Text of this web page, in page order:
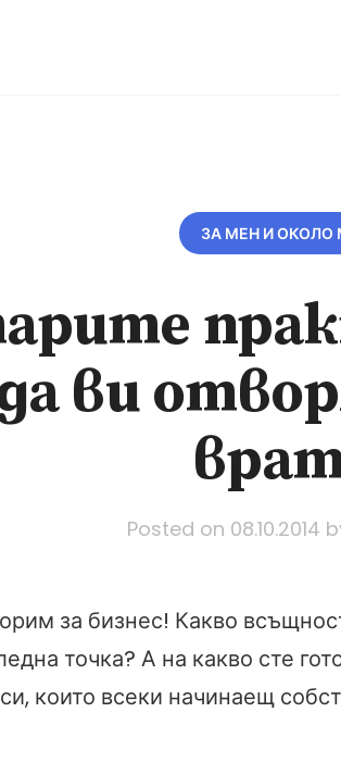
ЗА МЕН И ОКОЛО
ви
Posted on 08.10.2014
за бизнес! Какво
точка? А на какво сте
които всеки начинаещ